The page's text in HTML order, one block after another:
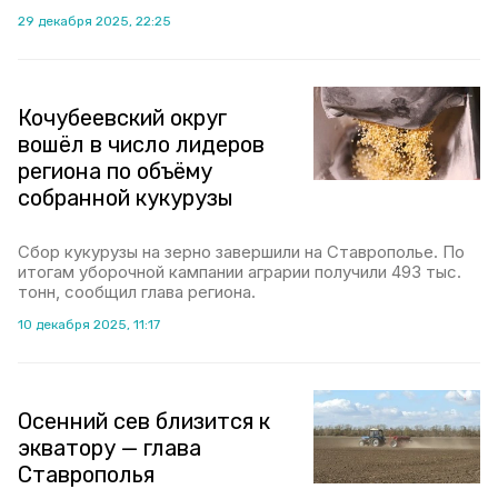
29 декабря 2025, 22:25
Кочубеевский округ
вошёл в число лидеров
региона по объёму
собранной кукурузы
Сбор кукурузы на зерно завершили на Ставрополье. По
итогам уборочной кампании аграрии получили 493 тыс.
тонн, сообщил глава региона.
10 декабря 2025, 11:17
Осенний сев близится к
экватору — глава
Ставрополья